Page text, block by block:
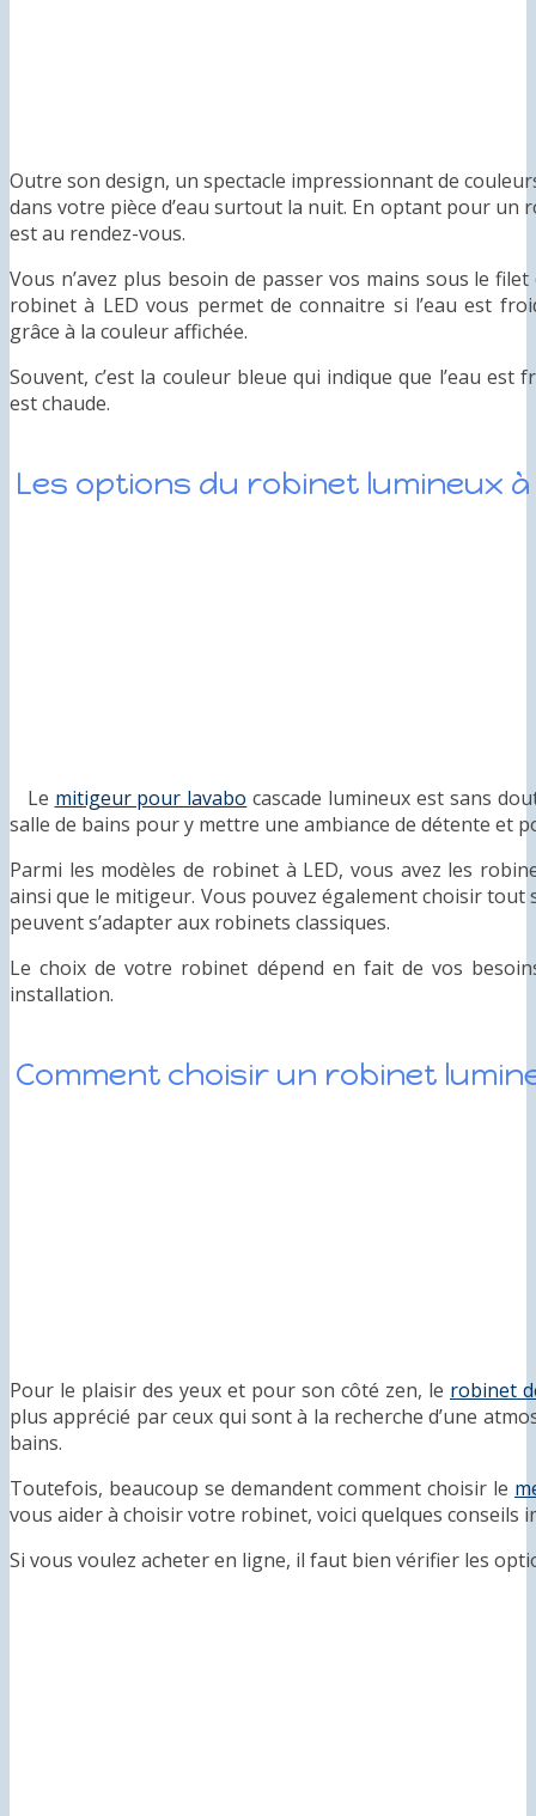
Outre son design, un spectacle impressionnant de
dans votre pièce d’eau surtout la nuit. En optant pour un
est au rendez-vous.
Vous n’avez plus besoin de passer vos mains sous le
robinet à LED vous permet de connaitre si l’eau est
grâce à la couleur affichée.
Souvent, c’est la couleur bleue qui indique que l’eau est
est chaude.
Les options du robinet lumineux à
Le mitigeur pour lavabo cascade lumineux est sans
salle de bains pour y mettre une ambiance de détente et
Parmi les modèles de robinet à LED, vous avez les
ainsi que le mitigeur. Vous pouvez également choisir
peuvent s’adapter aux robinets classiques.
Le choix de votre robinet dépend en fait de vos
installation.
Comment choisir un robinet
Pour le plaisir des yeux et pour son côté zen, le robinet
plus apprécié par ceux qui sont à la recherche d’une
bains.
Toutefois, beaucoup se demandent comment choisir le
vous aider à choisir votre robinet, voici quelques conseils
Si vous voulez acheter en ligne, il faut bien vérifier les